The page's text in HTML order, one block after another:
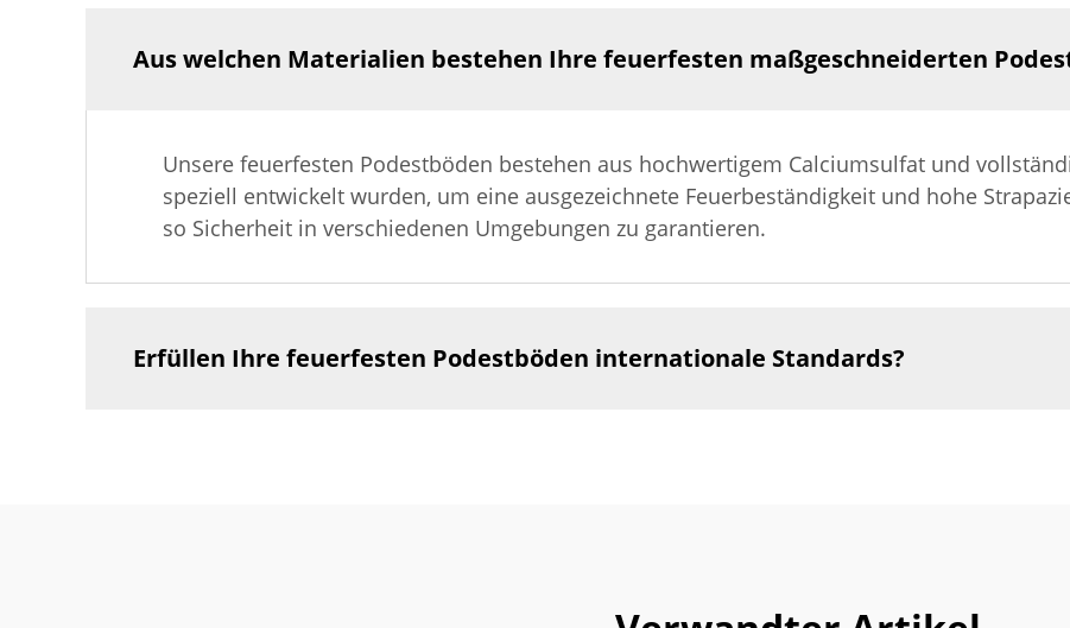
Aus welchen Materialien bestehen Ihre feuerfesten maßgeschneiderten
Unsere feuerfesten Podestböden bestehen aus hochwertigem Calciumsulfat und
speziell entwickelt wurden, um eine ausgezeichnete Feuerbeständigkeit und hohe
so Sicherheit in verschiedenen Umgebungen zu garantieren.
Erfüllen Ihre feuerfesten Podestböden internationale Standards?